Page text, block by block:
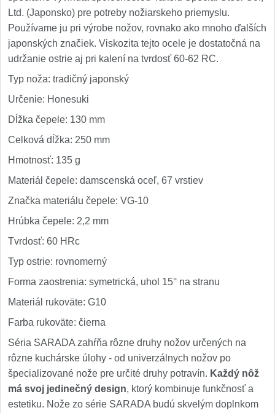
Ltd. (Japonsko) pre potreby nožiarskeho priemyslu.
Používame ju pri výrobe nožov, rovnako ako mnoho ďalších
japonských značiek. Viskozita tejto ocele je dostatočná na
udržanie ostrie aj pri kalení na tvrdosť 60-62 RC.
Typ noža: tradičný japonský
Určenie: Honesuki
Dĺžka čepele: 130 mm
Celková dĺžka: 250 mm
Hmotnosť: 135 g
Materiál čepele: damscenská oceľ, 67 vrstiev
Značka materiálu čepele: VG-10
Hrúbka čepele: 2,2 mm
Tvrdosť: 60 HRc
Typ ostrie: rovnomerný
Forma zaostrenia: symetrická, uhol 15° na stranu
Materiál rukoväte: G10
Farba rukoväte: čierna
Séria SARADA zahŕňa rôzne druhy nožov určených na
rôzne kuchárske úlohy - od univerzálnych nožov po
špecializované nože pre určité druhy potravín. Každý nôž
má svoj jedinečný design, ktorý kombinuje funkčnosť a
estetiku. Nože zo série SARADA budú skvelým doplnkom